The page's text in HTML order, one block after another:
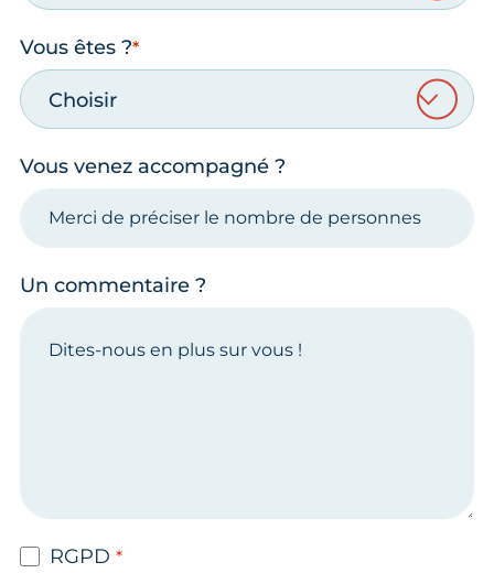
Vous êtes ?
Choisir
Vous venez accompagné ?
Un commentaire ?
RGPD